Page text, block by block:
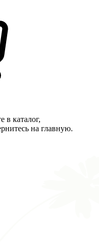
в каталог,
на главную.